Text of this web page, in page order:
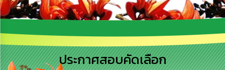
ส่ง
เสริม
ความ
โปร่งใส
ประกาศสอบคัดเลือก